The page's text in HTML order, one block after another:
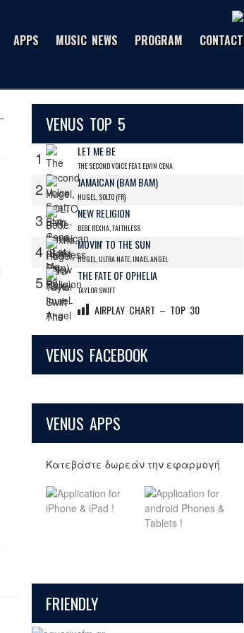
APPS MUSIC NEWS PROGRAM CONTACT
VENUS TOP 5
1 LET ME BE
THE SECOND VOICE FEAT. ELVIN CENA
2 JAMAICAN (BAM BAM)
HUGEL, SOLTO (FR)
3 NEW RELIGION
BEBE REXHA, FAITHLESS
4 MOVIN' TO THE SUN
HUGEL, ULTRA NATE, IMAEL ANGEL
5 THE FATE OF OPHELIA
TAYLOR SWIFT
AIRPLAY CHART – TOP 30
VENUS FACEBOOK
VENUS APPS
Κατεβάστε δωρεάν την εφαρμογή
FRIENDLY